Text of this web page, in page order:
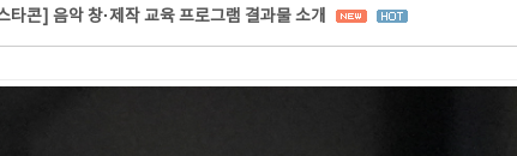
타콘] 음악 창·제작 교육 프로그램 결과물 소개